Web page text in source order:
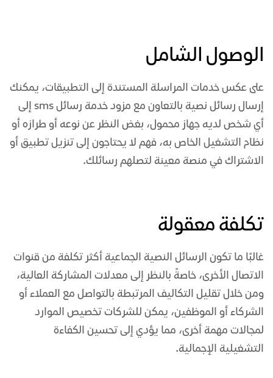
الوصول الشامل
على عكس خدمات المراسلة المستندة إلى التطبيقات، يمكنك
إرسال رسائل نصية بالتعاون مع مزود خدمة رسائل sms
إلى
أي شخص لديه جهاز محمول، بغض النظر عن نوعه أو طرازه أو
نظام التشغيل الخاص به، فهم لا يحتاجون إلى تنزيل تطبيق أو
الاشتراك في منصة معينة لتصلهم رسائلك.
تكلفة معقولة
غالبًا ما تكون الرسائل النصية الجماعية أكثر تكلفة من قنوات
الاتصال الأخرى، خاصةً بالنظر إلى معدلات المشاركة العالية،
ومن خلال تقليل التكاليف المرتبطة بالتواصل مع العملاء أو
الشركاء أو الموظفين، يمكن للشركات تخصيص الموارد
لمجالات مهمة أخرى، مما يؤدي إلى تحسين الكفاءة
التشغيلية الإجمالية.